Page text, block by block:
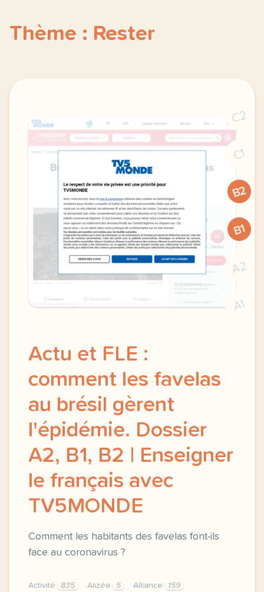
Thème : Rester
C2
C1
B2
B1
A2
A1
Actu et FLE :
comment les favelas
au brésil gèrent
l'épidémie. Dossier
A2, B1, B2 | Enseigner
le français avec
TV5MONDE
Comment les habitants des favelas font-ils
face au coronavirus ?
Activité 835 Alizée 5 Alliance
159